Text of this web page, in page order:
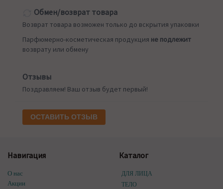
Обмен/возврат товара
Возврат товара возможен только до вскрытия упаковки
Парфюмерно-косметическая продукция не подлежит
возврату или обмену
Отзывы
Поздравляем! Ваш отзыв будет первый!
ОСТАВИТЬ ОТЗЫВ
Навигация
О нас
Акции
Каталог
ДЛЯ ЛИЦА
ТЕЛО